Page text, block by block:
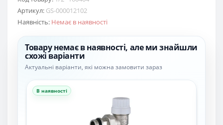
Артикул: GS-000012102
Наявність: Немає в наявності
Товару немає в наявності, але ми знайшли
схожі варіанти
Актуальні варіанти, які можна замовити зараз
В наявності